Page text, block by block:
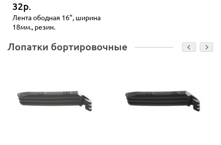
32р.
Лента ободная 16", ширина
18мм., резин.
Лопатки бортировочные